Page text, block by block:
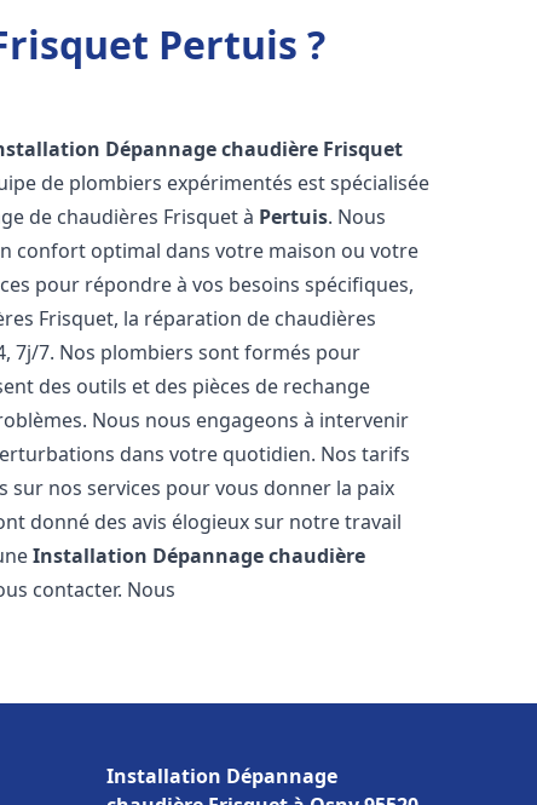
Pertuis ?
Dépannage chaudière Frisquet
de plombiers expérimentés est spécialisée
de chaudières Frisquet à Pertuis. Nous
confort optimal dans votre maison ou votre
pour répondre à vos besoins spécifiques,
Frisquet, la réparation de chaudières
7j/7. Nos plombiers sont formés pour
des outils et des pièces de rechange
Nous nous engageons à intervenir
dans votre quotidien. Nos tarifs
nos services pour vous donner la paix
donné des avis élogieux sur notre travail
Installation Dépannage chaudière
contacter. Nous
Installation Dépannage